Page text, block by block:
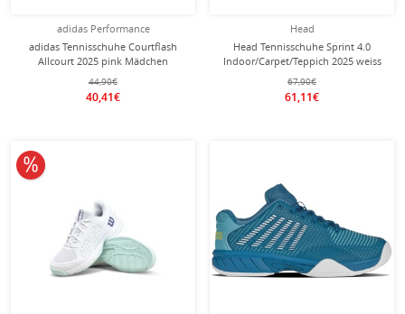
adidas Performance
adidas Tennisschuhe Courtflash
Allcourt 2025 pink Mädchen
44,90€
40,41€
Head
Head Tennisschuhe Sprint 4.0
Indoor/Carpet/Teppich 2025 weiss
Kinder
67,90€
61,11€
10% reduziert